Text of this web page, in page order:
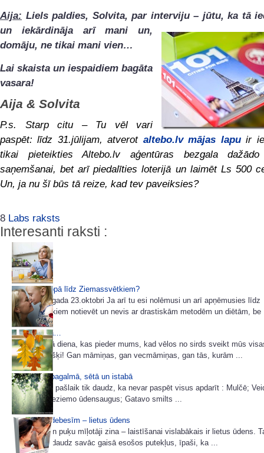
Aija: Liels paldies, Solvita, par interviju – jūtu, ka tā
un iekārdināja arīmani un,
domāju, ne tikai mani vien…
Lai skaista un iespaidiem bagāta
vasara!
Aija & Solvita
P.s. Starp citu – Tu vēl vari
paspēt: līdz 31.jūlijam, atverot altebo.lv mājas lapuir
tikai pieteikties Altebo.lv aģentūras bezgala dažādo
saņemšanai, bet arī piedalīties loterijā un laimēt Ls 500
Un, ja nu šī būs tā reize, kad tev paveiksies?
8 Labs raksts
Interesanti raksti :
Tievējam kopā līdz Ziemassvētkiem?
Sākot ar šī gada 23.oktobri Ja arī tu esi nolēmusi un arī apņēmusies līdz
Ziemassvētkiem notievēt un nevis ar drastiskām metodēm un diētām, be
Mātes dienā…
Šodiena ir tā diena, kas pieder mums, kad vēlos no sirds sveikt mūs
katru atsevišķi! Gan māmiņas, gan vecmāmiņas, gan tās, kurām ...
Miķeļdiena pagalmā, sētā un istabā
Dārzā darbu pašlaik tik daudz, ka nevar paspēt visus apdarīt : Mulčē;
viršu dobi; Ieziemo ūdensaugus; Gatavo smilts ...
Dāvana no debesīm – lietus ūdens
Visi dārzu un puķu mīļotāji zina – laistīšanai vislabākais ir lietus ūdens.
uz zemi, nedaudz savāc gaisā esošos putekļus, īpaši, ka ...